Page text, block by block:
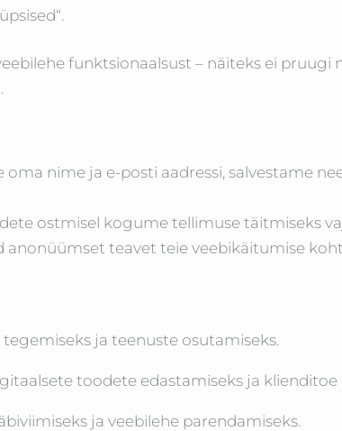
funktsionaalsust – näiteks ei pruugi
nime ja e-posti aadressi, salvestame
ostmisel kogume tellimuse täitmiseks
anonüümset teavet teie veebikäitumise
ja teenuste osutamiseks.
toodete edastamiseks ja klienditoe
ja veebilehe parendamiseks.